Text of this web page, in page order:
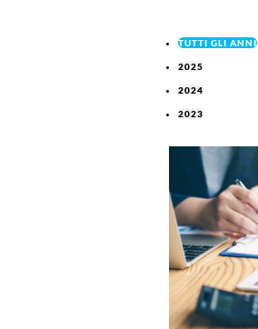
TUTTI GLI ANNI
2025
2024
2023